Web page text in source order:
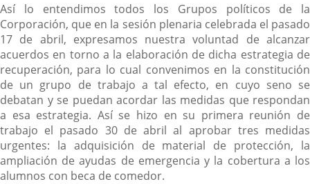
Así lo entendimos todos los Grupos políticos de la
Corporación, que en la sesión plenaria celebrada el pasado
17 de abril, expresamos nuestra voluntad de alcanzar
acuerdos en torno a la elaboración de dicha estrategia de
recuperación, para lo cual convenimos en la constitución
de un grupo de trabajo a tal efecto, en cuyo seno se
debatan y se puedan acordar las medidas que respondan
a esa estrategia. Así se hizo en su primera reunión de
trabajo el pasado 30 de abril al aprobar tres medidas
urgentes: la adquisición de material de protección, la
ampliación de ayudas de emergencia y la cobertura a los
alumnos con beca de comedor.